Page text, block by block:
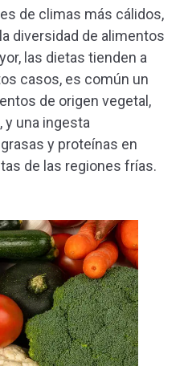
de climas más cálidos,
diversidad de alimentos
las dietas tienden a
casos, es común un
de origen vegetal,
y una ingesta
y proteínas en
de las regiones frías.